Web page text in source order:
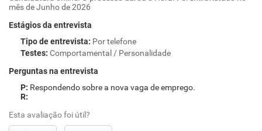
mês de Junho de 2026
Estágios da entrevista
Tipo de entrevista: Por telefone
Testes: Comportamental / Personalidade
Perguntas na entrevista
Respondendo sobre a nova vaga de emprego.
Esta avaliação foi útil?